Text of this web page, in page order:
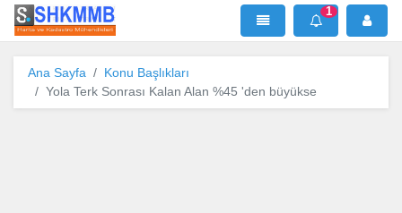
SHKMMB MenÜ Mesaj
1
Ana Sayfa
Konu Başlıkları
Yola Terk Sonrası Kalan Alan %45 'den büyükse